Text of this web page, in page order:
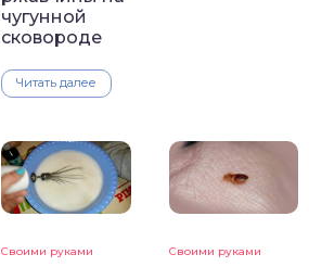
чугунной
сковороде
Читать далее
Своими руками Своими руками